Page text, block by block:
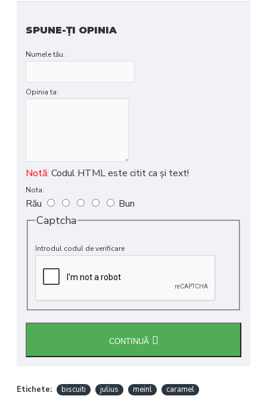
SPUNE-ŢI OPINIA
Numele tău:
Opinia ta:
Notă: Codul HTML este citit ca şi text!
Nota:
Rău Bun
Captcha
Introdul codul de verificare
CONTINUĂ
Etichete: biscuiti julius meinl caramel